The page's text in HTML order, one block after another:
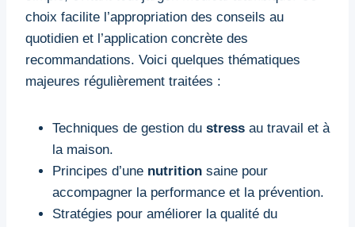
choix facilite l’appropriation des conseils au
quotidien et l’application concrète des
recommandations. Voici quelques thématiques
majeures régulièrement traitées :
Techniques de gestion du stress au travail et à
la maison.
Principes d’une nutrition saine pour
accompagner la performance et la prévention.
Stratégies pour améliorer la qualité du